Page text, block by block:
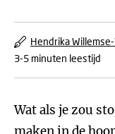
Hendrika
3-5 minuten leestijd
Wat als je zou